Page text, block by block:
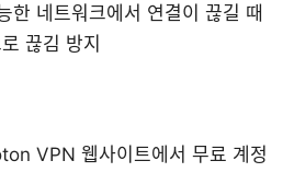
한 네트워크에서 연결이 끊길 때
끊김 방지
VPN 웹사이트에서 무료 계정